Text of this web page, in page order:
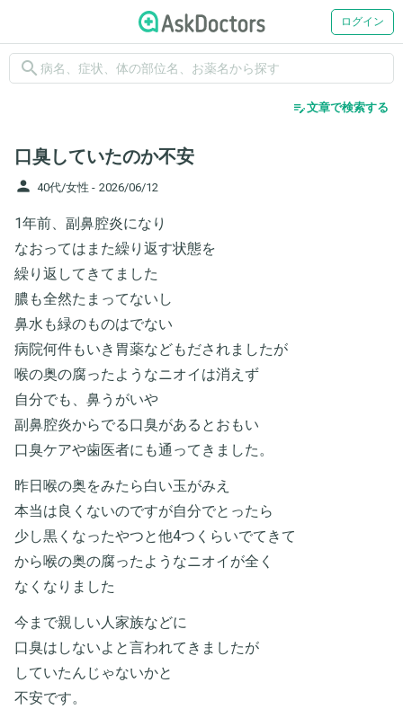
ログイン
search
edit_note文章で検索する
口臭していたのか不安
person 40代/女性 - 2026/06/12
1年前、副鼻腔炎になり
なおってはまた繰り返す状態を
繰り返してきてました
膿も全然たまってないし
鼻水も緑のものはでない
病院何件もいき胃薬などもだされましたが
喉の奥の腐ったようなニオイは消えず
自分でも、鼻うがいや
副鼻腔炎からでる口臭があるとおもい
口臭ケアや歯医者にも通ってきました。
昨日喉の奥をみたら白い玉がみえ
本当は良くないのですが自分でとったら
少し黒くなったやつと他4つくらいでてきて
から喉の奥の腐ったようなニオイが全く
なくなりました
今まで親しい人家族などに
口臭はしないよと言われてきましたが
していたんじゃないかと
不安です。